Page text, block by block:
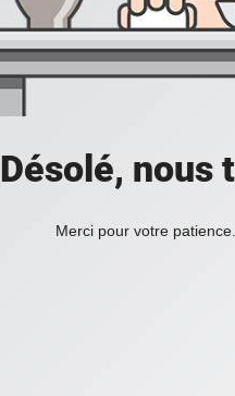
Désolé, nous
Merci pour votre